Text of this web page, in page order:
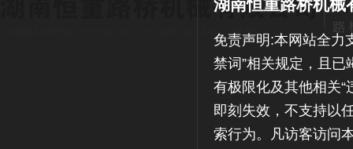
湖南恒重路桥机械
免责声明:本网站全力
禁词”相关规定，且已
有极限化及其他相关“
即刻失效，不支持以
索行为。凡访客访问